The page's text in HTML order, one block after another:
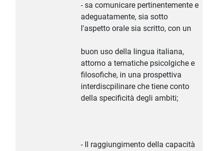
- sa comunicare pertinentemente e
adeguatamente, sia sotto
l'aspetto orale sia scritto, con un
buon uso della lingua italiana,
attorno a tematiche psicolgiche e
filosofiche, in una prospettiva
interdiscpilinare che tiene conto
della specificità degli ambiti;
- Il raggiungimento della capacità